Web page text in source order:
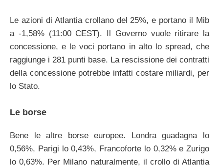
Le azioni di Atlantia crollano del 25%, e portano il Mib
a -1,58% (11:00 CEST). Il Governo vuole ritirare la
concessione, e le voci portano in alto lo spread, che
raggiunge i 281 punti base. La rescissione dei contratti
della concessione potrebbe infatti costare miliardi, per
lo Stato.
Le borse
Bene le altre borse europee. Londra guadagna lo
0,56%, Parigi lo 0,43%, Francoforte lo 0,32% e Zurigo
lo 0,63%. Per Milano naturalmente, il crollo di Atlantia